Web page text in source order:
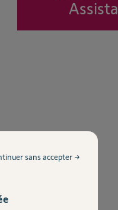
sans accepter →